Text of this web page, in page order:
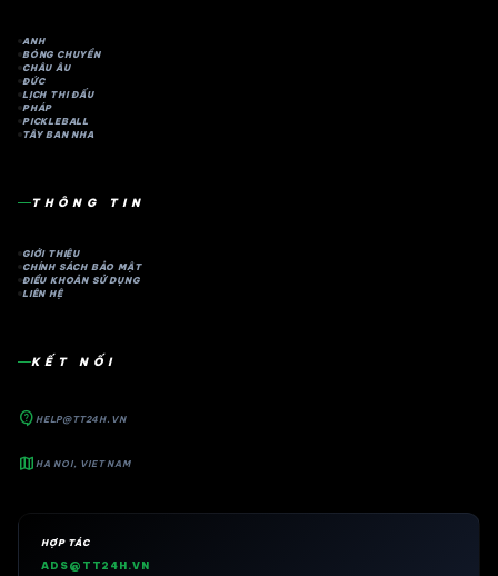
ANH
BÓNG CHUYỀN
CHÂU ÂU
ĐỨC
LỊCH THI ĐẤU
PHÁP
PICKLEBALL
TÂY BAN NHA
THÔNG TIN
GIỚI THIỆU
CHÍNH SÁCH BẢO MẬT
ĐIỀU KHOẢN SỬ DỤNG
LIÊN HỆ
KẾT NỐI
contact_support HELP@TT24H.VN
map HA NOI, VIET NAM
HỢP TÁC
ADS@TT24H.VN